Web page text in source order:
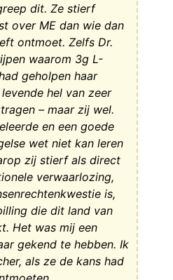
dit. Ze stierf
over ME dan wie dan
ontmoet. Zelfs Dr.
waarom 3g L-
geholpen haar
hel van zeer
– maar zij wel.
en een goede
wet niet kan leren
zij stierf als direct
verwaarlozing,
is,
die dit land van
Het was mij een
gekend te hebben. Ik
als ze de kans had